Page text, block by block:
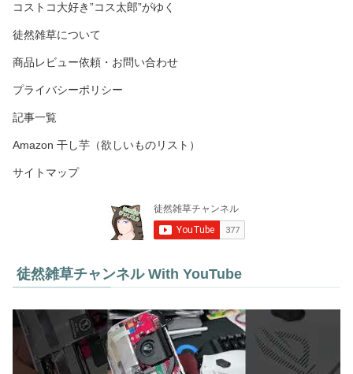
コストコ大好き”コス太郎”がゆく
徒然雑草について
商品レビュー依頼・お問い合わせ
プライバシーポリシー
記事一覧
Amazon 干し芋（欲しいものリスト）
サイトマップ
徒然雑草チャンネル With YouTube